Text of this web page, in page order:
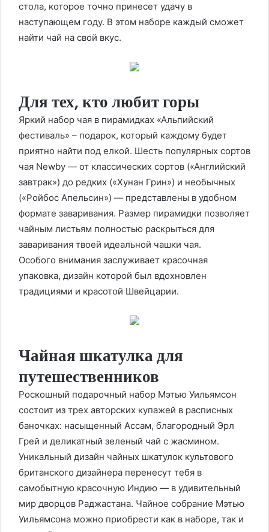
стола, которое точно принесет удачу в
наступающем году. В этом наборе каждый сможет
найти чай на свой вкус.
Для тех, кто любит горы
Яркий набор чая в пирамидках «Альпийский
фестиваль» – подарок, который каждому будет
приятно найти под елкой. Шесть популярных сортов
чая Newby — от классических сортов («Английский
завтрак») до редких («Хунан Грин») и необычных
(«Ройбос Апельсин») — представлены в удобном
формате заваривания. Размер пирамидки позволяет
чайным листьям полностью раскрыться для
заваривания твоей идеальной чашки чая.
Особого внимания заслуживает красочная
упаковка, дизайн которой был вдохновлен
традициями и красотой Швейцарии.
Чайная шкатулка для
путешественников
Роскошный подарочный набор Мэтью Уильямсон
состоит из трех авторских купажей в расписных
баночках: насыщенный Ассам, благородный Эрл
Грей и деликатный зеленый чай с жасмином.
Уникальный дизайн чайных шкатулок культового
британского дизайнера перенесут тебя в
самобытную красочную Индию — в удивительный
мир дворцов Раджастана. Чайное собрание Мэтью
Уильямсона можно приобрести как в наборе, так и